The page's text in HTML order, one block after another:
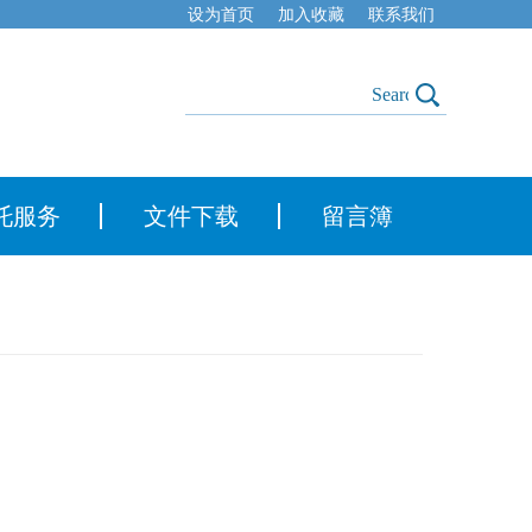
设为首页 加入收藏 联系我们
服务 文件下载 留言簿